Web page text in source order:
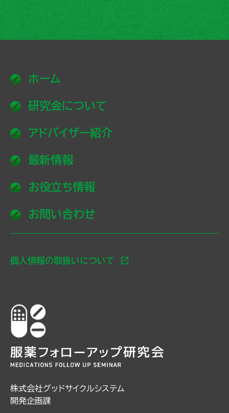
ホーム
研究会について
アドバイザー紹介
最新情報
お役立ち情報
お問い合わせ
個人情報の取扱いについて open_in_new
株式会社グッドサイクルシステム
開発企画課